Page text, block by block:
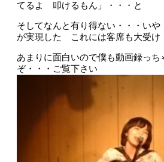
てるよ 叩けるもん」・・・と
そしてなんと有り得ない・・・い
が実現した これには客席も大受け
あまりに面白いので僕も動画録っ
ぞ・・・ご覧下さい